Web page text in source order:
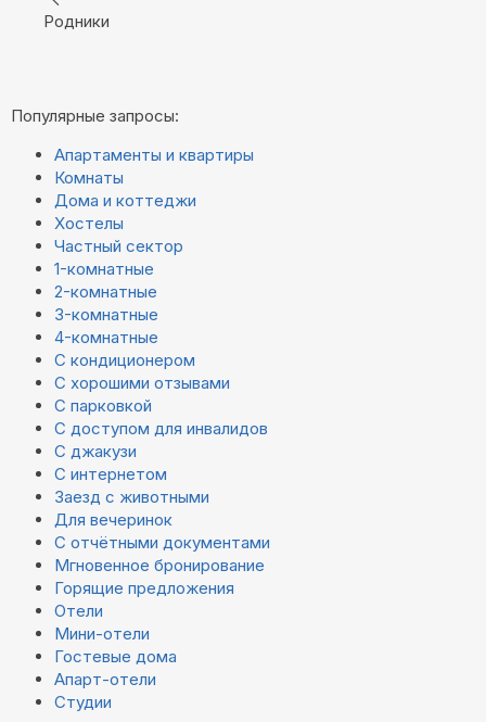
Родники
Популярные запросы:
Апартаменты и квартиры
Комнаты
Дома и коттеджи
Хостелы
Частный сектор
1-комнатные
2-комнатные
3-комнатные
4-комнатные
С кондиционером
С хорошими отзывами
С парковкой
С доступом для инвалидов
С джакузи
С интернетом
Заезд с животными
Для вечеринок
С отчётными документами
Мгновенное бронирование
Горящие предложения
Отели
Мини-отели
Гостевые дома
Апарт-отели
Студии